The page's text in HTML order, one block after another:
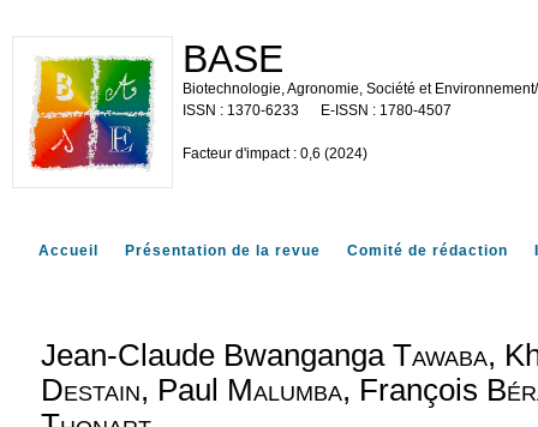
BASE
Biotechnologie, Agronomie, Société et
1370-6233
1780-4507
Facteur d'impact : 0,6 (2024)
Accueil Présentation de la revue Comité de rédaction
Jean-Claude Bwanganga Tawaba,
Destain, Paul Malumba, François